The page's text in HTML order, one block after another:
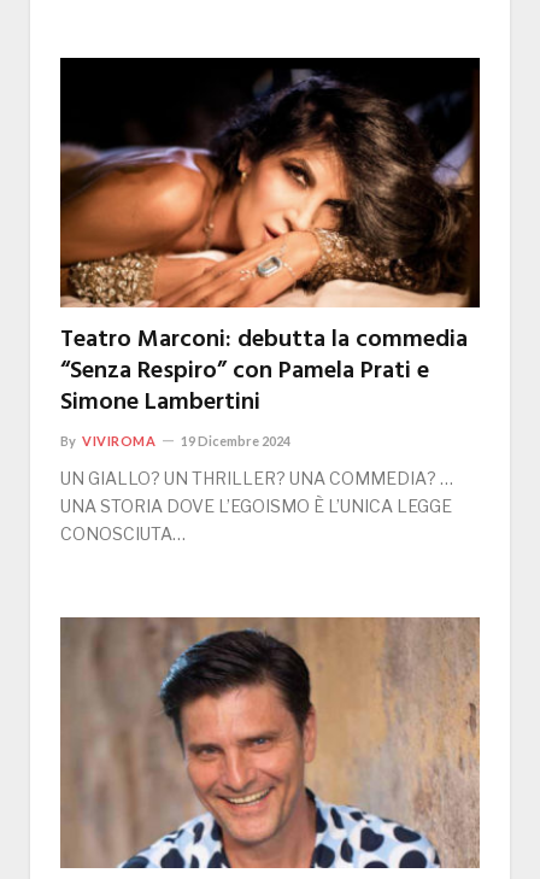
Teatro Marconi: debutta la commedia
“Senza Respiro” con Pamela Prati e
Simone Lambertini
By VIVIROMA 19 Dicembre 2024
UN GIALLO? UN THRILLER? UNA COMMEDIA? …
UNA STORIA DOVE L’EGOISMO È L’UNICA LEGGE
CONOSCIUTA…